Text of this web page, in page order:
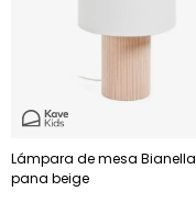
Lámpara de mesa
pana beige